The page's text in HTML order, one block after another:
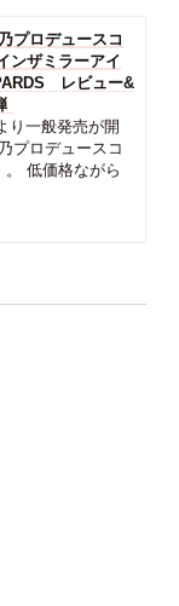
プロデュースコ
ンザミラーアイ
レビュー&
り一般発売が開
プロデュースコ
。 低価格ながら